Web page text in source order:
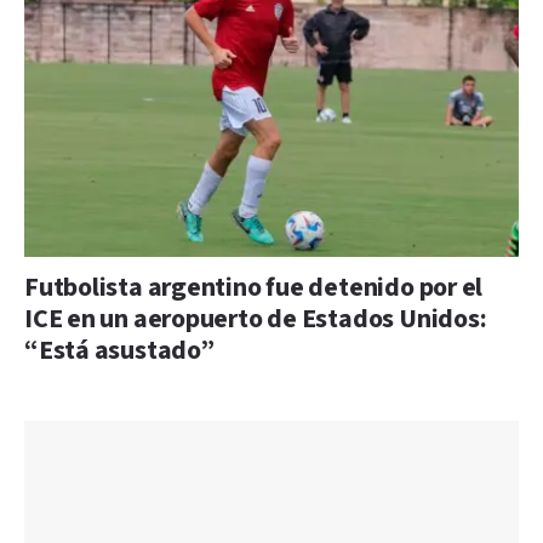
Futbolista argentino fue detenido por el
ICE en un aeropuerto de Estados Unidos:
“Está asustado”